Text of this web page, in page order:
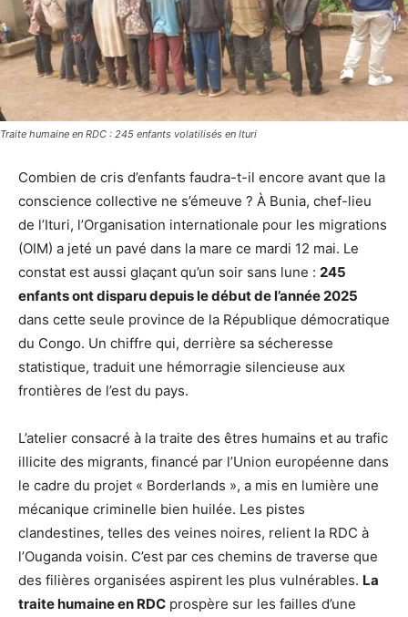
Traite humaine en RDC : 245 enfants volatilisés en Ituri
Combien de cris d’enfants faudra-t-il encore avant que la
conscience collective ne s’émeuve ? À Bunia, chef-lieu
de l’Ituri, l’Organisation internationale pour les migrations
(OIM) a jeté un pavé dans la mare ce mardi 12 mai. Le
constat est aussi glaçant qu’un soir sans lune : 245
enfants ont disparu depuis le début de l’année 2025
dans cette seule province de la République démocratique
du Congo. Un chiffre qui, derrière sa sécheresse
statistique, traduit une hémorragie silencieuse aux
frontières de l’est du pays.
L’atelier consacré à la traite des êtres humains et au trafic
illicite des migrants, financé par l’Union européenne dans
le cadre du projet « Borderlands », a mis en lumière une
mécanique criminelle bien huilée. Les pistes
clandestines, telles des veines noires, relient la RDC à
l’Ouganda voisin. C’est par ces chemins de traverse que
des filières organisées aspirent les plus vulnérables. La
traite humaine en RDC prospère sur les failles d’une